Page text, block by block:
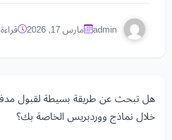
admin مارس 17, 2026 قراءة 1 دقائق
خلال نماذج ووردبريس الخاصة بك؟